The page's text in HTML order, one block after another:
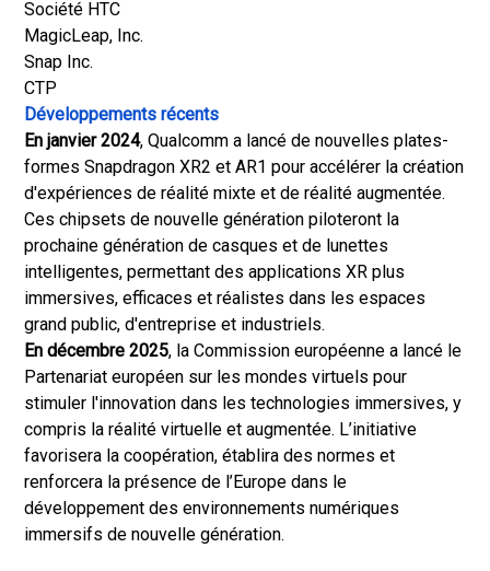
Société HTC
MagicLeap, Inc.
Snap Inc.
CTP
Développements récents
En janvier 2024, Qualcomm a lancé de nouvelles plates-
formes Snapdragon XR2 et AR1 pour accélérer la création
d'expériences de réalité mixte et de réalité augmentée.
Ces chipsets de nouvelle génération piloteront la
prochaine génération de casques et de lunettes
intelligentes, permettant des applications XR plus
immersives, efficaces et réalistes dans les espaces
grand public, d'entreprise et industriels.
En décembre 2025, la Commission européenne a lancé le
Partenariat européen sur les mondes virtuels pour
stimuler l'innovation dans les technologies immersives, y
compris la réalité virtuelle et augmentée. L’initiative
favorisera la coopération, établira des normes et
renforcera la présence de l’Europe dans le
développement des environnements numériques
immersifs de nouvelle génération.